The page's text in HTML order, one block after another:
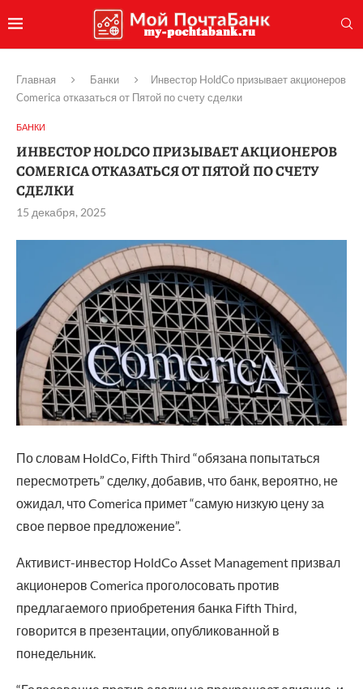
Главная Банки
Инвестор HoldCo призывает акционеров
Comerica отказаться от Пятой по счету сделки
БАНКИ
ИНВЕСТОР HOLDCO ПРИЗЫВАЕТ АКЦИОНЕРОВ
COMERICA ОТКАЗАТЬСЯ ОТ ПЯТОЙ ПО СЧЕТУ
СДЕЛКИ
15 декабря, 2025
По словам HoldCo, Fifth Third “обязана попытаться
пересмотреть” сделку, добавив, что банк, вероятно, не
ожидал, что Comerica примет “самую низкую цену за
свое первое предложение”.
Активист-инвестор HoldCo Asset Management призвал
акционеров Comerica проголосовать против
предлагаемого приобретения банка Fifth Third,
говорится в презентации, опубликованной в
понедельник.